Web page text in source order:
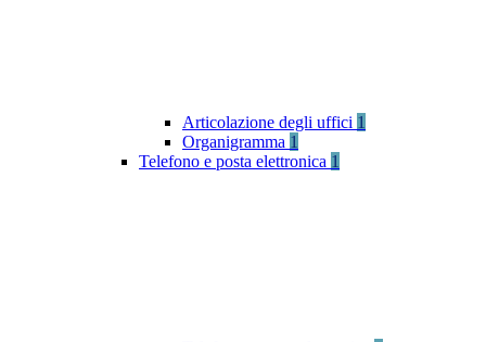
Articolazione degli uffici 1
Organigramma 1
Telefono e posta elettronica 1